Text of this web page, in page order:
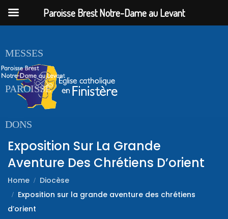
ACCUEIL
MESSES
PAROISSE
DONS
Exposition Sur La Grande
Aventure Des Chrétiens D’orient
Home
Diocèse
Exposition sur la grande aventure des chrétiens
d’orient
Paroisse Brest Notre-Dame au Levant